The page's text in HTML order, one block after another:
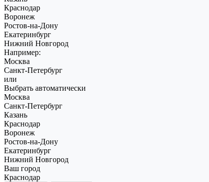
Краснодар
Воронеж
Ростов-на-Дону
Екатеринбург
Нижний Новгород
Например:
Москва
Санкт-Петербург
или
Выбрать автоматически
Москва
Санкт-Петербург
Казань
Краснодар
Воронеж
Ростов-на-Дону
Екатеринбург
Нижний Новгород
Ваш город
Краснодар